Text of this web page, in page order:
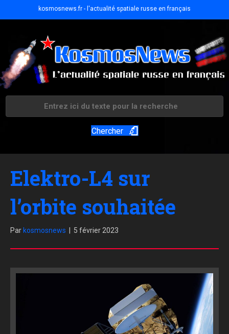
kosmosnews.fr - l'actualité spatiale russe en français
Chercher
Elektro-L4 sur
l’orbite souhaitée
Par kosmosnews 5 février 2023